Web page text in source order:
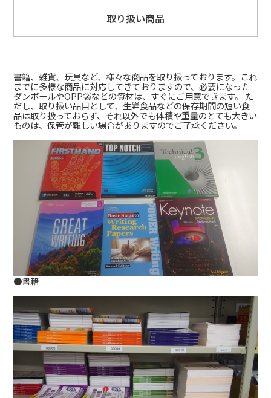
取り扱い商品
書籍、雑貨、玩具など、様々な商品を取り扱っております。これ
までに多様な商品に対応してきておりますので、必要になった
ダンボールやOPP袋などの資材は、すぐにご用意できます。 た
だし、取り扱い品目として、生鮮食品などの保存期間の短い食
品は取り扱っておらず、それ以外でも体積や重量のとても大きい
ものは、保管が難しい場合がありますのでご了承ください。
●書籍